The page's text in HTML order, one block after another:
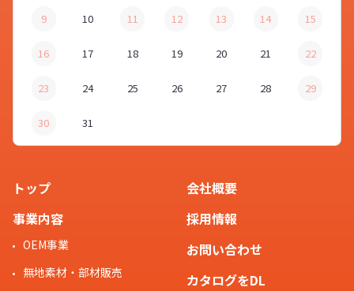
9 10 11 12 13 14 15
16 17 18 19 20 21 22
23 24 25 26 27 28 29
30 31
トップ
事業内容
OEM事業
無地素材・部材販売
会社概要
採用情報
お問い合わせ
カタログをDL